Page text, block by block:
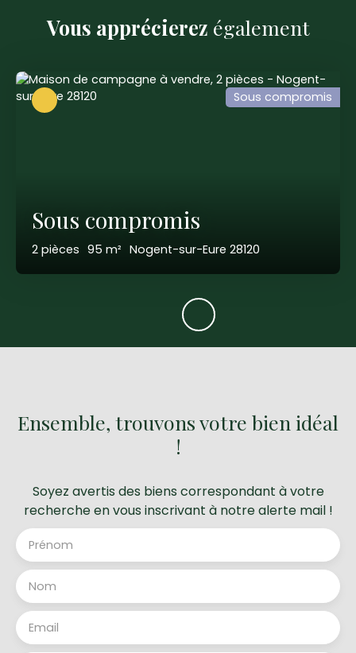
Vous apprécierez également
Sous compromis
2 pièces 95 m² Nogent-sur-Eure 28120
Sous compromis
Ensemble, trouvons votre bien idéal
!
Soyez avertis des biens correspondant à votre
recherche en vous inscrivant à notre alerte mail !
Prénom
Nom
Email